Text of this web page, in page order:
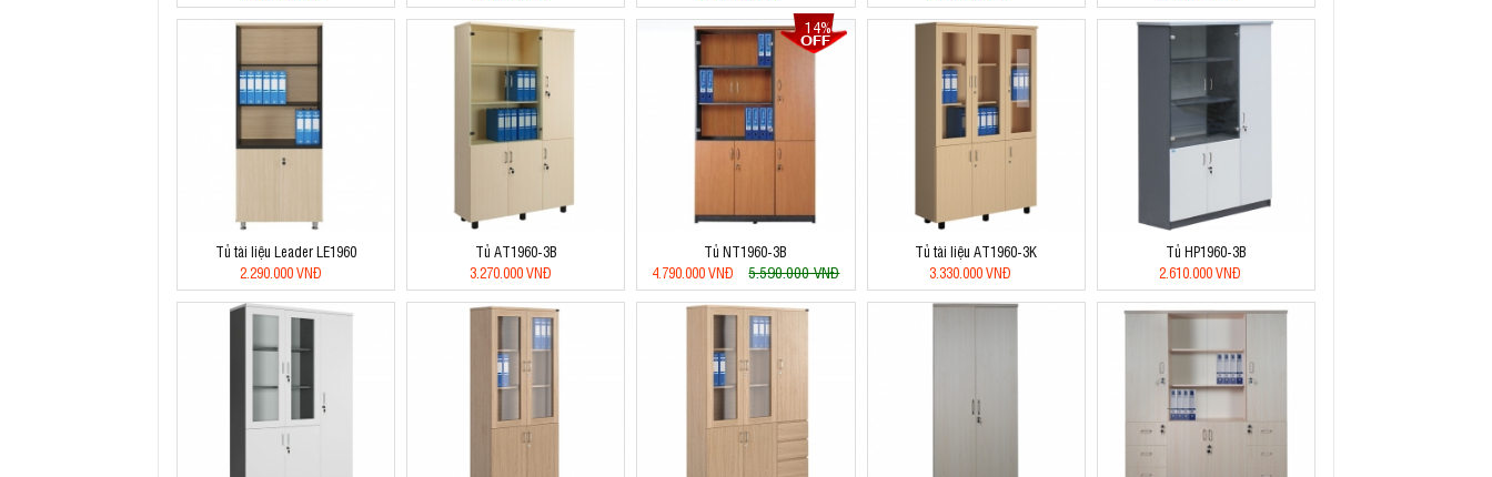
Tủ tài liệu Leader LE1960
2.290.000 VNĐ
Tủ AT1960-3B
3.270.000 VNĐ
14%
Tủ NT1960-3B
4.790.000 VNĐ
5.590.000 VNĐ
Tủ tài liệu AT1960-3K
3.330.000 VNĐ
Tủ HP1960-3B
2.610.000 VNĐ